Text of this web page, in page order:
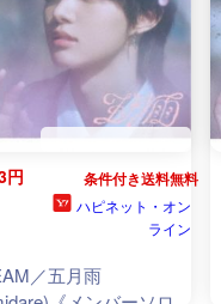
円
条件付き送料無料
ハピネット・オン
ライン
／五月雨